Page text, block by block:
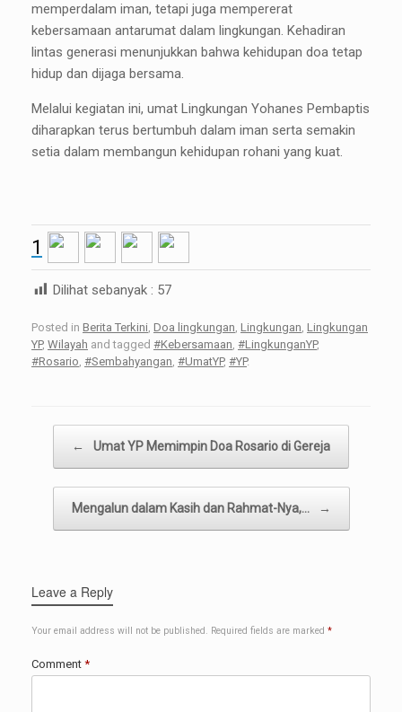
memperdalam iman, tetapi juga mempererat
kebersamaan antarumat dalam lingkungan. Kehadiran
lintas generasi menunjukkan bahwa kehidupan doa tetap
hidup dan dijaga bersama.
Melalui kegiatan ini, umat Lingkungan Yohanes Pembaptis
diharapkan terus bertumbuh dalam iman serta semakin
setia dalam membangun kehidupan rohani yang kuat.
1
Dilihat sebanyak : 57
Posted in Berita Terkini Doa lingkungan Lingkungan Lingkungan
YP, Wilayah and tagged #Kebersamaan #LingkunganYP,
#Rosario #Sembahyangan #UmatYP, #YP.
← Umat YP Memimpin Doa Rosario di Gereja
Mengalun dalam Kasih dan Rahmat-Nya,… →
Leave a Reply
Your email address will not be published. Required fields are marked *
Comment *